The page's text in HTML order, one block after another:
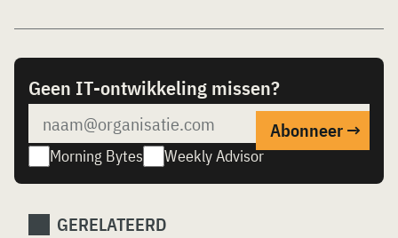
Geen IT-ontwikkeling missen?
Morning Bytes Weekly Advisor
GERELATEERD